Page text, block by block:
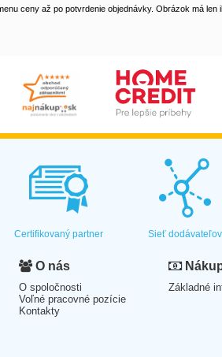
ceny až po potvrdenie objednávky. Obrázok má len
Certifikovaný partner Sieť dodávateľov
O nás
O spoločnosti
Voľné pracovné pozície
Kontakty
Základné